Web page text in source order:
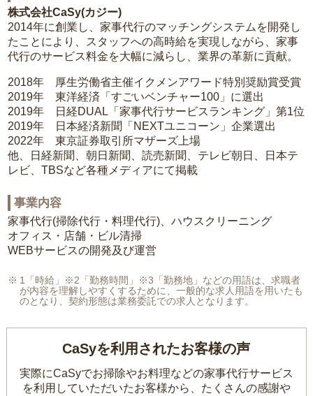
株式会社CaSy(カジー)
2014年に創業し、家事代行のマッチングシステムを開発し
たことにより、スタッフへの高時給を実現しながら、家事
代行のサービス料金を大幅に減らし、業界の革新に貢献。
2018年 厚生労働省主催イクメンアワード特別奨励賞受賞
2019年 東洋経済「すごいベンチャー100」に選出
2019年 日経DUAL「家事代行サービスランキング」第1位
2019年 日本経済新聞「NEXTユニコーン」企業選出
2022年 東京証券取引所マザーズ上場
他、日経新聞、朝日新聞、読売新聞、テレビ朝日、日本テ
レビ、TBSなど各種メディアにて掲載
事業内容
家事代行(掃除代行・料理代行)、ハウスクリーニング
オフィス・店舗・ビル清掃
WEBサービスの開発及び運営
1「時給」※2「勤務時間」※3「勤務地」などの用語は、求職者
が内容を理解しやすくするために、一般的な求人用語を用いたも
のとなり、契約形態は業務委託での求人となります。
CaSyを利用されたお客様の声
実際にCaSyでお掃除やお料理などの家事代行サービス
を利用していただいたお客様から、 たくさんの感謝や